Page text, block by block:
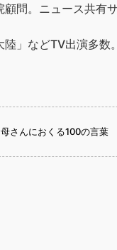
顧問。ニュース共有
陸」などTV出演多数。
さんにおくる100の言葉